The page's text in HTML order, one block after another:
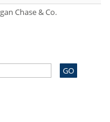
Chase & Co.
GO